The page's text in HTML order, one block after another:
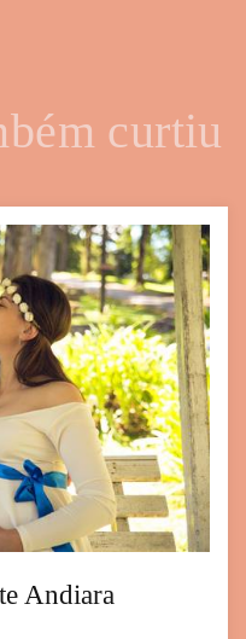
curtiu
Andiara